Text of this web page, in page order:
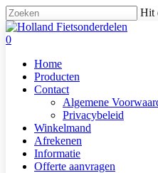
Skip
to
main
Hit
Close
Search
search
0
Home
Producten
Contact
Algemene
Privacybeleid
Winkelmand
Afrekenen
Informatie
Offerte aanvragen